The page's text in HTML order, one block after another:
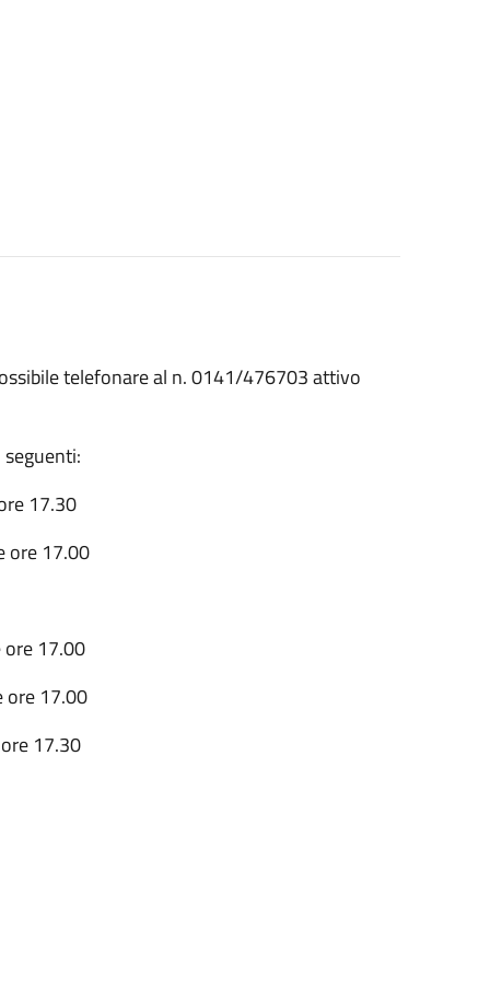
telefonare al n. 0141/476703 attivo
17.30
ore 17.00
ore 17.00
ore 17.00
17.30